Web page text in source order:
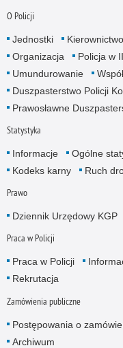
O Policji
Jednostki Kierownictwo
Organizacja
Policja w
Umundurowanie
Duszpasterstwo Policji
Prawosławne
Statystyka
Informacje Ogólne
Kodeks karny
Ruch
Prawo
Dziennik Urzędowy KGP
Praca w Policji
Praca w Policji
Rekrutacja
Zamówienia publiczne
Postępowania o
Archiwum